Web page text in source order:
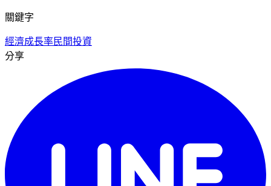
關鍵字
經濟成長率民間投資
分享